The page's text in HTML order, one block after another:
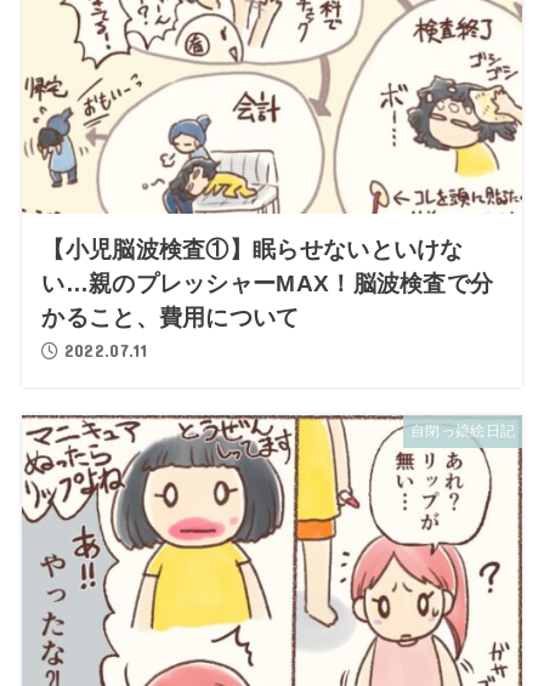
【小児脳波検査①】眠らせないといけな
い…親のプレッシャーMAX！脳波検査で分
かること、費用について
2022.07.11
自閉っ娘絵日記